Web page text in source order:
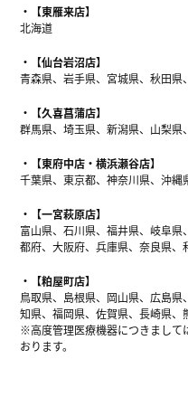
【東雁来店】
北海道
【仙台岩沼店】
青森県、岩手県、宮城県、秋田
【久喜菖蒲店】
群馬県、埼玉県、新潟県、山梨県
【東府中店・横浜瀬谷店】
千葉県、東京都、神奈川県、沖縄
【一宮萩原店】
富山県、石川県、福井県、岐阜
都府、大阪府、兵庫県、奈良県、
【粕屋町店】
鳥取県、島根県、岡山県、広島
知県、福岡県、佐賀県、長崎県
※高度管理医療機器につきまして
おります。